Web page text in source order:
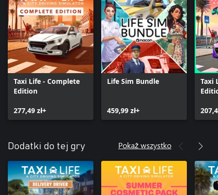
Taxi Life - Complete
Edition
277,49 zł+
Life Sim Bundle
459,99 zł+
Taxi
Dodatki do tej gry Pokaż wszystko